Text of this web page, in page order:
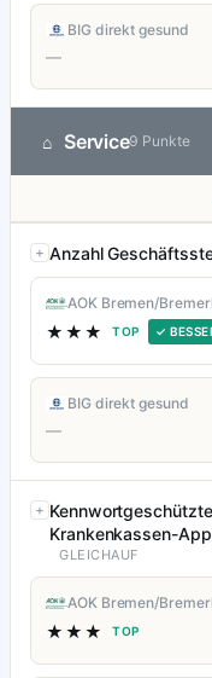
BIG direkt gesund
—
⌂ Service9 Punkte
Anzahl
AOK Bremen/
★★★ TOP ✓
BIG direkt gesund
—
Krankenkassen-App
GLEICHAUF
AOK Bremen/
★★★ TOP